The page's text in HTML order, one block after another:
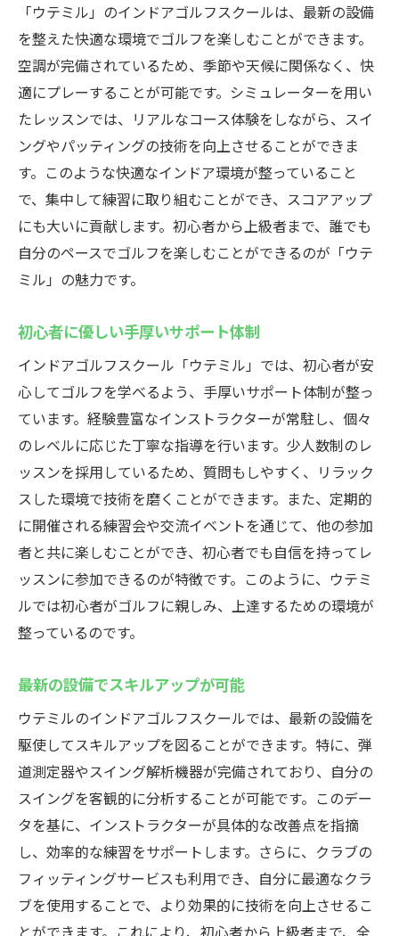
若い世代が集まる活気あるスクール
コミュニケーション重視の楽しい環境
若者に人気のインドアゴルフ施設
友達作りにも最適なゴルフスクール
フレンドリーな雰囲気でゴルフを学ぶ
初心者でも安心して参加できる
無料でバックが置けるインドアゴルフ
荷物を気にせず練習に集中できる
便利な無料バッグ置き場を完備
荷物の心配不要で快適に利用
余計な費用なしで快適ゴルフ体験
手ぶらで気軽に通えるのが魅力
駅近のインドアゴルフスクールで上達
アクセス良好で通いやすい立地
駅近で便利なインドアゴルフスクール
通勤帰りにも立ち寄れる好立地
駅から徒歩圏内で気軽に通える
交通の便が良く時間を有効活用
立地の魅力を活かしてゴルフを楽しむ
初心者に優しいインドアゴルフスクール
手厚いサポートでゴルフを始める
初心者歓迎のインドアゴルフ施設
初めてでも安心のレッスン内容
ビギナーに優しい練習プラン
初心者向けの充実したサポート体制
最新設備完備のインドアゴルフスクールウテミ
ル
最新の技術で効率的にスキルアップ
弾道測定器完備でスイングを解析
「ウテミル」のインドアゴルフスクールは、最新の設備
を整えた快適な環境でゴルフを楽しむことができます。
空調が完備されているため、季節や天候に関係なく、快
適にプレーすることが可能です。シミュレーターを用い
たレッスンでは、リアルなコース体験をしながら、スイ
ングやパッティングの技術を向上させることができま
す。このような快適なインドア環境が整っていること
で、集中して練習に取り組むことができ、スコアアップ
にも大いに貢献します。初心者から上級者まで、誰でも
自分のペースでゴルフを楽しむことができるのが「ウテ
ミル」の魅力です。
初心者に優しい手厚いサポート体制
インドアゴルフスクール「ウテミル」では、初心者が安
心してゴルフを学べるよう、手厚いサポート体制が整っ
ています。経験豊富なインストラクターが常駐し、個々
のレベルに応じた丁寧な指導を行います。少人数制のレ
ッスンを採用しているため、質問もしやすく、リラック
スした環境で技術を磨くことができます。また、定期的
に開催される練習会や交流イベントを通じて、他の参加
者と共に楽しむことができ、初心者でも自信を持ってレ
ッスンに参加できるのが特徴です。このように、ウテミ
ルでは初心者がゴルフに親しみ、上達するための環境が
整っているのです。
最新の設備でスキルアップが可能
ウテミルのインドアゴルフスクールでは、最新の設備を
駆使してスキルアップを図ることができます。特に、弾
道測定器やスイング解析機器が完備されており、自分の
スイングを客観的に分析することが可能です。このデー
タを基に、インストラクターが具体的な改善点を指摘
し、効率的な練習をサポートします。さらに、クラブの
フィッティングサービスも利用でき、自分に最適なクラ
ブを使用することで、より効果的に技術を向上させるこ
とができます。これにより、初心者から上級者まで、全